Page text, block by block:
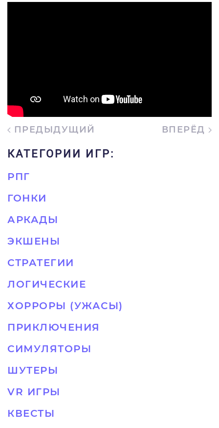
ПРЕДЫДУЩИЙ ВПЕРЁД
КАТЕГОРИИ ИГР:
РПГ
ГОНКИ
АРКАДЫ
ЭКШЕНЫ
СТРАТЕГИИ
ЛОГИЧЕСКИЕ
ХОРРОРЫ (УЖАСЫ)
ПРИКЛЮЧЕНИЯ
СИМУЛЯТОРЫ
ШУТЕРЫ
VR ИГРЫ
КВЕСТЫ